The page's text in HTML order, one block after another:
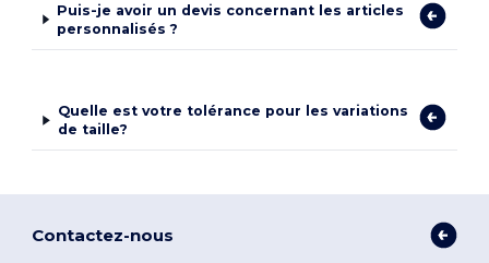
Puis-je avoir un devis concernant les articles
personnalisés ?
Quelle est votre tolérance pour les variations
de taille?
Contactez-nous